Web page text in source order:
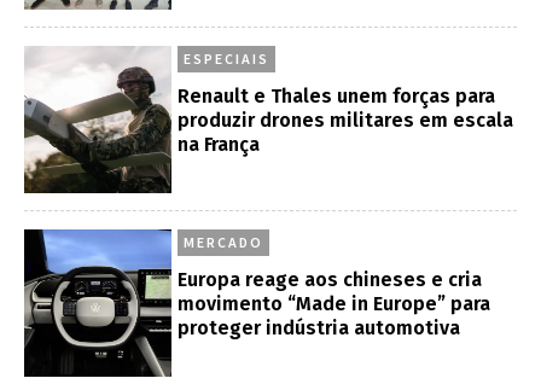
ESPECIAIS
Renault e Thales unem forças para
produzir drones militares em escala
na França
MERCADO
Europa reage aos chineses e cria
movimento “Made in Europe” para
proteger indústria automotiva